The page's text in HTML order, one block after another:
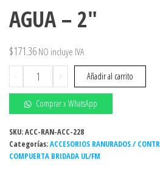
AGUA – 2″
$171.36 NO incluye IVA
-
VÁLVULA
DE
COMPUERTA
HIERRO
DÚCTIL
BRID
V.SAL
+ Añadir al carrito
Comprar x WhatsApp
SKU:ACC-RAN-ACC-228
Categorías:ACCESORIOS RANURADOS /
COMPUERTA BRIDADA UL/FM